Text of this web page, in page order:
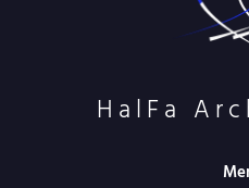
HalFa